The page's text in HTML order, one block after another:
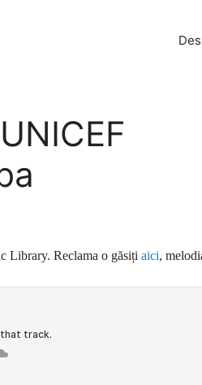
Library. Reclama o găsiți aici,